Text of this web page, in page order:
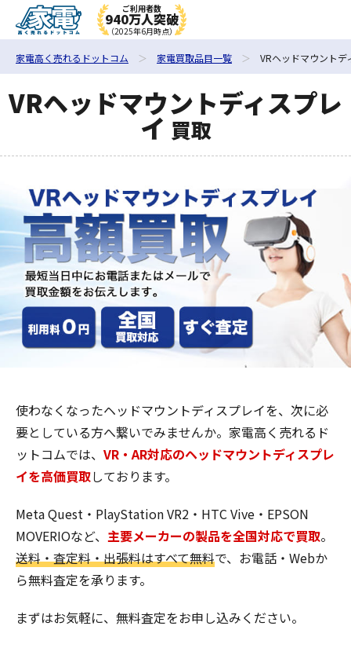
ご利用者数
940万人突破
（2025年6月時点）
家電高く売れるドットコム 家電買取品目一覧 VRヘッドマウントデ
VRヘッドマウントディスプレ
イ 買取
使わなくなったヘッドマウントディスプレイを、次に必
要としている方へ繋いでみませんか。家電高く売れるド
ットコムでは、 VR・AR対応のヘッドマウントディスプレ
イを高価買取しております。
Meta Quest・PlayStation VR2・HTC Vive・EPSON
MOVERIOなど、 主要メーカーの製品を全国対応で買取。
送料・査定料・出張料はすべて無料で、お電話・Webか
ら無料査定を承ります。
まずはお気軽に、無料査定をお申し込みください。